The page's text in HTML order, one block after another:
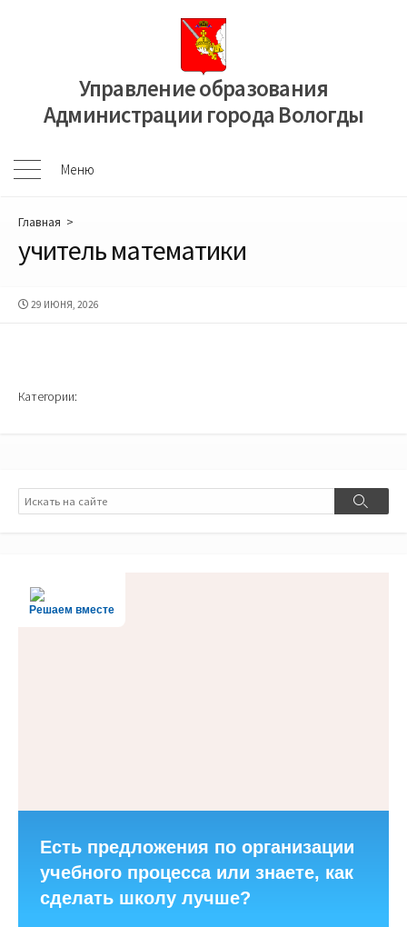
Управление образования
Администрации города Вологды
Меню
Меню
Главная >
учитель математики
ДАТА
29 ИЮНЯ, 2026
Категории:
Поиск
Поиск
Решаем вместе
Есть предложения по организации
учебного процесса или знаете, как
сделать школу лучше?